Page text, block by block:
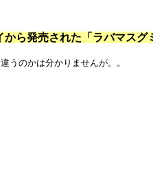
から発売された「ラバマスグ
うのかは分かりませんが。。